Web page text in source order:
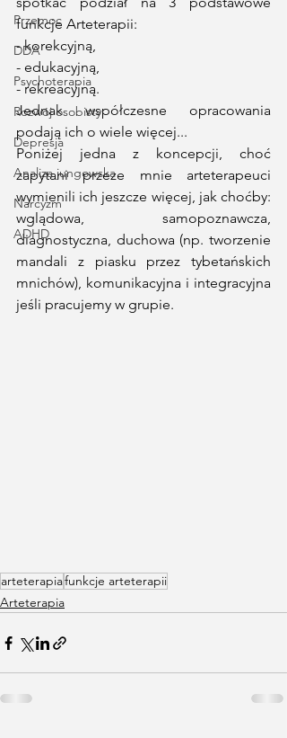
Przemoc
DDA
Psychoterapia
Rozwój osobisty
Depresja
Analiza jungowska
Narcyzm
ADHD
funkcje Arteterapii:
- korekcyjną,
- edukacyjną,
- rekreacyjną.
Jednak współczesne opracowania
podają ich o wiele więcej...
Poniżej jedna z koncepcji, choć
zapytani przeze mnie arteterapeuci
wymienili ich jeszcze więcej, jak choćby:
wglądowa, samopoznawcza,
diagnostyczna, duchowa (np. tworzenie
mandali z piasku przez tybetańskich
mnichów), komunikacyjna i integracyjna
jeśli pracujemy w grupie.
arteterapiafunkcje arteterapii
Arteterapia